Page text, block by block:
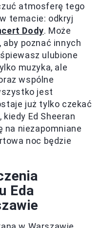
atmosferę tego
temacie: odkryj
Dody. Może
aby poznać innych
ulubione
muzyka, ale
wspólne
jest
już tylko czekać
Ed Sheeran
na niezapomniane
noc będzie
Eda